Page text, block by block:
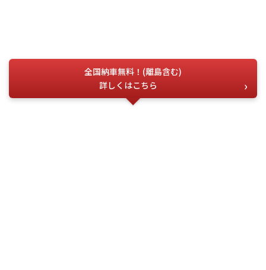
全国納車無料！(離島含む)
詳しくはこちら